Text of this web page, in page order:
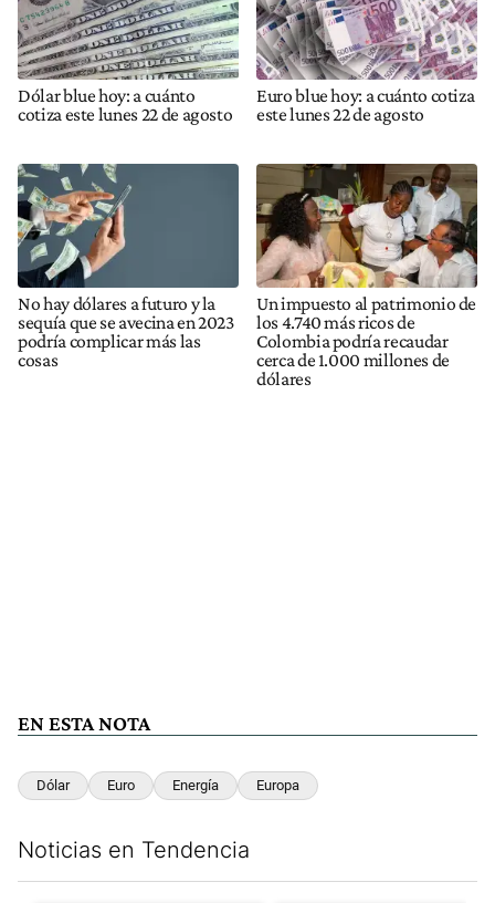
Dólar blue hoy: a cuánto
cotiza este lunes 22 de agosto
Euro blue hoy: a cuánto cotiza
este lunes 22 de agosto
No hay dólares a futuro y la
sequía que se avecina en 2023
podría complicar más las
cosas
Un impuesto al patrimonio de
los 4.740 más ricos de
Colombia podría recaudar
cerca de 1.000 millones de
dólares
EN ESTA NOTA
Dólar Euro Energía Europa
Noticias en Tendencia